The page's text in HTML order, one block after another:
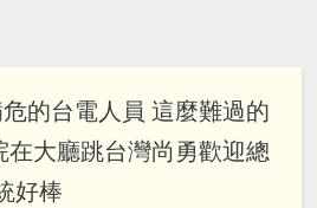
的台電人員 這麼難過的
在大廳跳台灣尚勇歡迎總
好棒